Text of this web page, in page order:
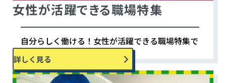
女性が活躍できる職場特集
自分らしく働ける！女性が活躍できる職場特集で
す。
詳しく見る